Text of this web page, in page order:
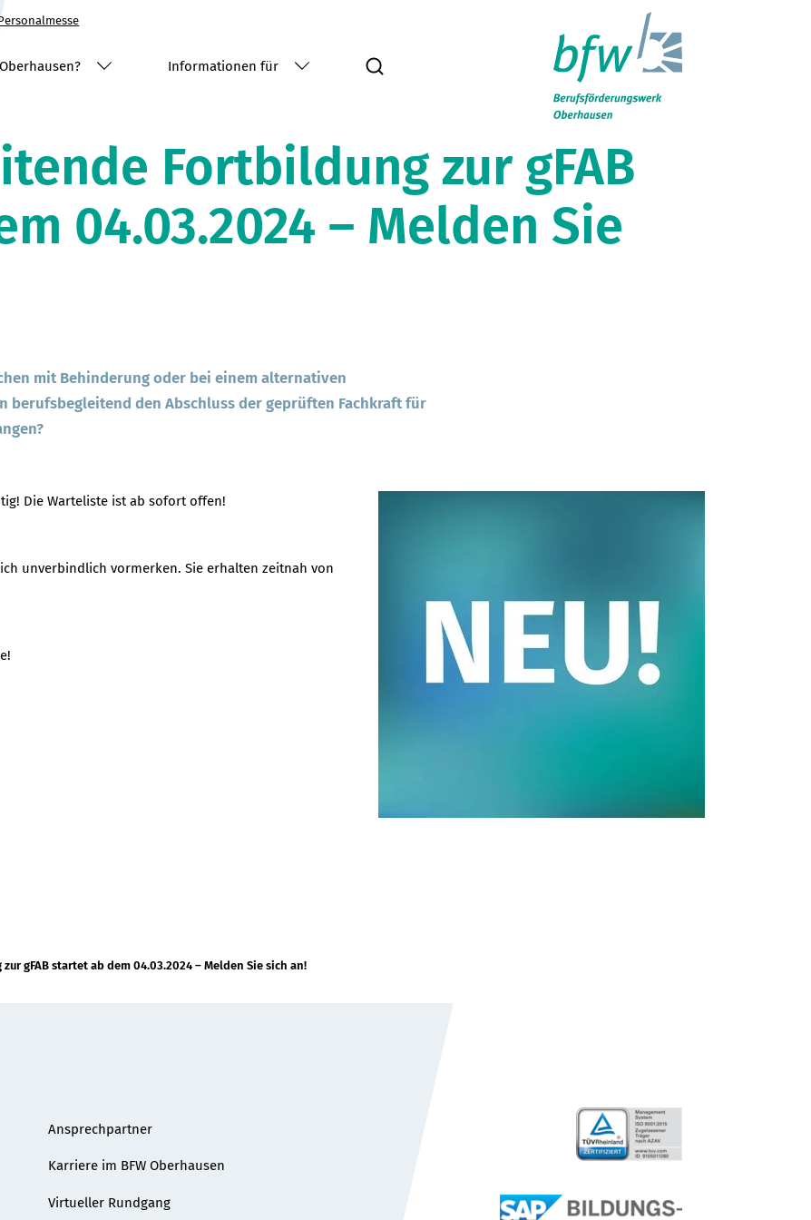
Informationen für
Fortbildung zur gFAB
04.03.2024 – Melden Sie
mit Behinderung oder bei einem alternativen
berufsbegleitend den Abschluss der geprüften Fachkraft für
Die Warteliste ist ab sofort offen!
unverbindlich vormerken. Sie erhalten zeitnah von
gFAB startet ab dem 04.03.2024 – Melden Sie sich an!
Ansprechpartner
Karriere im BFW Oberhausen
Virtueller Rundgang